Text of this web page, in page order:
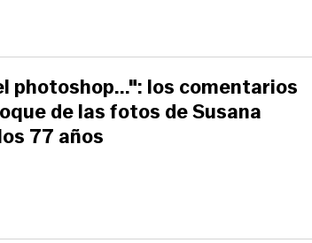
photoshop...": los comentarios
de las fotos de Susana
77 años